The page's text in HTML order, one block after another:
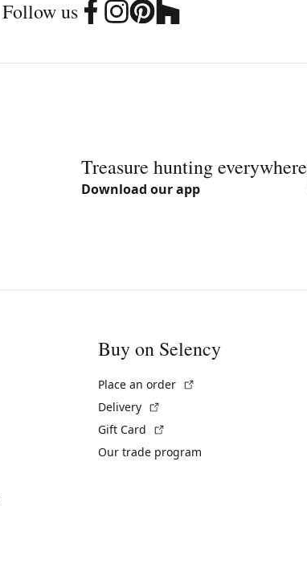
Follow us
Treasure hunting everywhere
Download our app
Buy on Selency
Place an order
Delivery
Gift Card
Our trade program